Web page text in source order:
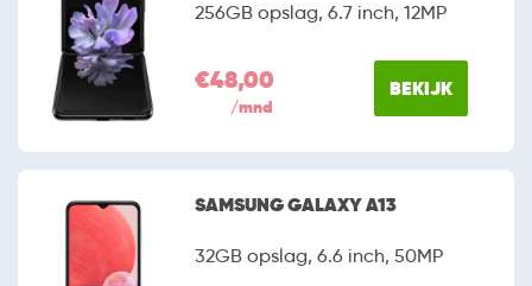
256GB opslag, 6.7 inch, 12MP
€48,00
/mnd
BEKIJK
SAMSUNG GALAXY A13
32GB opslag, 6.6 inch, 50MP